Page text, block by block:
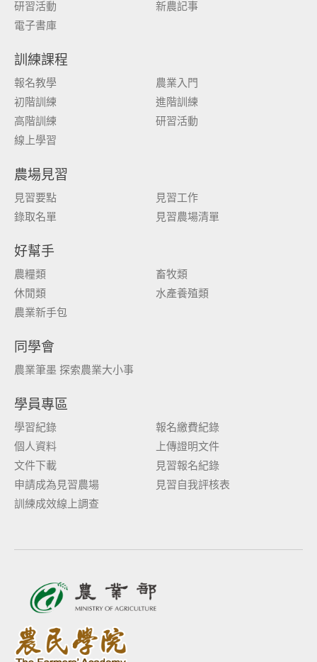
研習活動
新農記事
電子書庫
訓練課程
報名教學
農業入門
初階訓練
進階訓練
高階訓練
研習活動
線上學習
農場見習
見習要點
見習工作
錄取名單
見習農場清單
好幫手
農糧類
畜牧類
休閒類
水產養殖類
農業新手包
同學會
農業筆墨 探索農業大小事
學員專區
學習紀錄
報名繳費紀錄
個人資料
上傳證明文件
文件下載
見習報名紀錄
申請成為見習農場
見習自我評核表
訓練成效線上調查